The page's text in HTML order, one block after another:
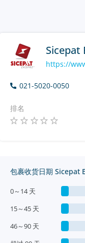
Sicepat
https://
021-5020-0050
排名
包裹收货日期 Sicepat
0～14 天
15～45 天
46～90 天